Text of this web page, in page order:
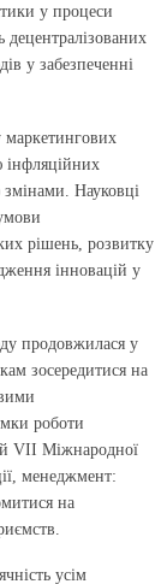
у процеси
децентралізованих
у забезпеченні
маркетингових
інфля­ційних
Науковці
рішень, розвитку
інновацій у
продовжилася у
зосередитися на
роботи
VIІ Міжнародної
менеджмент:
на
усім